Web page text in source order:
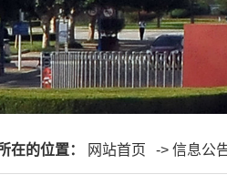
在的位置： 网站首页 -> 信息公